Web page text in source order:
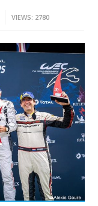
VIEWS: 2780